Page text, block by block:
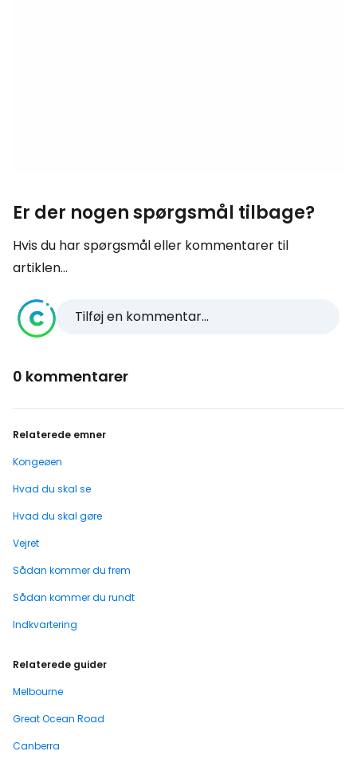
Er der nogen spørgsmål tilbage?
Hvis du har spørgsmål eller kommentarer til
artiklen...
Tilføj en kommentar...
0 kommentarer
Relaterede emner
Kongeøen
Hvad du skal se
Hvad du skal gøre
Vejret
Sådan kommer du frem
Sådan kommer du rundt
Indkvartering
Relaterede guider
Melbourne
Great Ocean Road
Canberra